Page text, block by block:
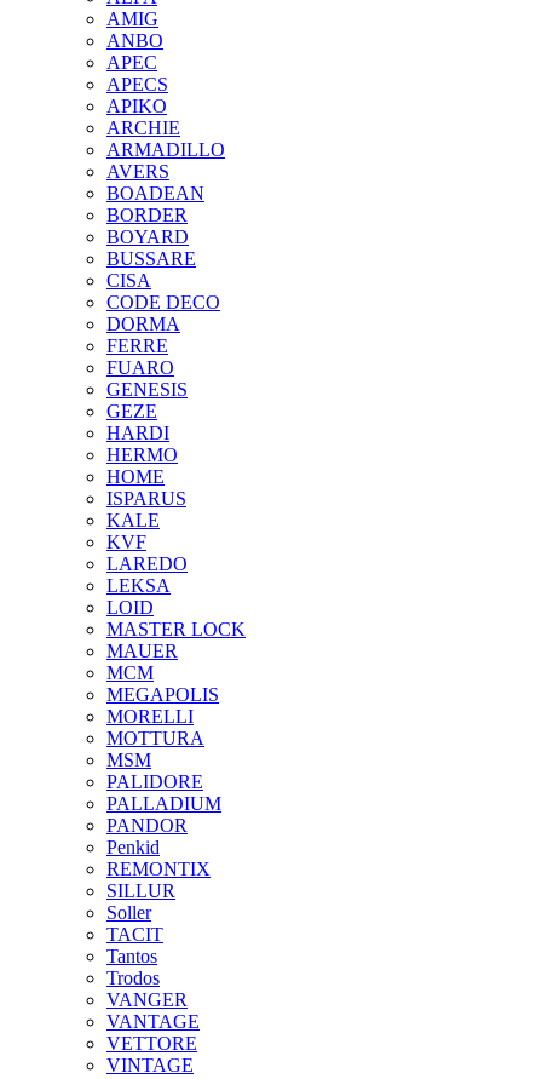
AMIG
ANBO
APEC
APECS
APIKO
ARCHIE
ARMADILLO
AVERS
BOADEAN
BORDER
BOYARD
BUSSARE
CISA
CODE DECO
DORMA
FERRE
FUARO
GENESIS
GEZE
HARDI
HERMO
HOMЕ
ISPARUS
KALE
KVF
LAREDO
LEKSA
LOID
MASTER LOCK
MAUER
MCM
MEGAPOLIS
MORELLI
MOTTURA
MSM
PALIDORE
PALLADIUM
PANDOR
Penkid
REMONTIX
SILLUR
Soller
TACIT
Tantos
Trodos
VANGER
VANTAGE
VETTORE
VINTAGE